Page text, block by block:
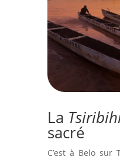
La
sacré
C’est à Belo